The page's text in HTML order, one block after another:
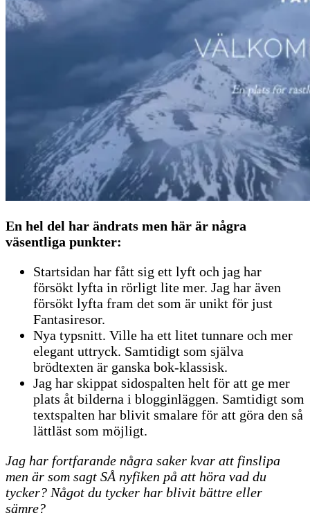
En hel del har ändrats men här är några
väsentliga punkter:
Startsidan har fått sig ett lyft och jag har
försökt lyfta in rörligt lite mer. Jag har även
försökt lyfta fram det som är unikt för just
Fantasiresor.
Nya typsnitt. Ville ha ett litet tunnare och mer
elegant uttryck. Samtidigt som själva
brödtexten är ganska bok-klassisk.
Jag har skippat sidospalten helt för att ge mer
plats åt bilderna i blogginläggen. Samtidigt som
textspalten har blivit smalare för att göra den så
lättläst som möjligt.
Jag har fortfarande några saker kvar att finslipa
men är som sagt SÅ nyfiken på att höra vad du
tycker? Något du tycker har blivit bättre eller
sämre?